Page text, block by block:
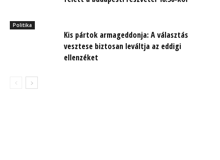
Politika
Kis pártok armageddonja: A választás
vesztese biztosan leváltja az eddigi
ellenzéket